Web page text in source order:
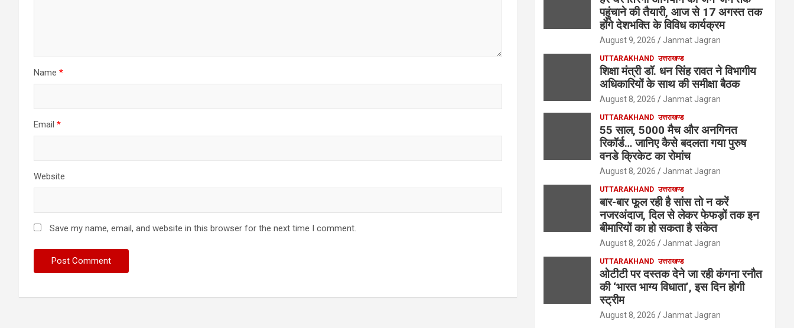
Name *
Email *
Website
Save my name, email, and website in this browser for the next time I comment.
पहुंचाने की तैयारी, आज से 17 अगस्त तक
होंगे देशभक्ति के विविध कार्यक्रम
August 9, 2026 Janmat Jagran
UTTARAKHAND उत्तराखण्ड
शिक्षा मंत्री डॉ. धन सिंह रावत ने विभागीय
अधिकारियों के साथ की समीक्षा बैठक
August 8, 2026 Janmat Jagran
UTTARAKHAND उत्तराखण्ड
55 साल, 5000 मैच और अनगिनत
रिकॉर्ड… जानिए कैसे बदलता गया पुरुष
वनडे क्रिकेट का रोमांच
August 8, 2026 Janmat Jagran
UTTARAKHAND उत्तराखण्ड
बार-बार फूल रही है सांस तो न करें
नजरअंदाज, दिल से लेकर फेफड़ों तक इन
बीमारियों का हो सकता है संकेत
August 8, 2026 Janmat Jagran
UTTARAKHAND उत्तराखण्ड
ओटीटी पर दस्तक देने जा रही कंगना रनौत
की ‘भारत भाग्य विधाता’, इस दिन होगी
स्ट्रीम
August 8, 2026 Janmat Jagran